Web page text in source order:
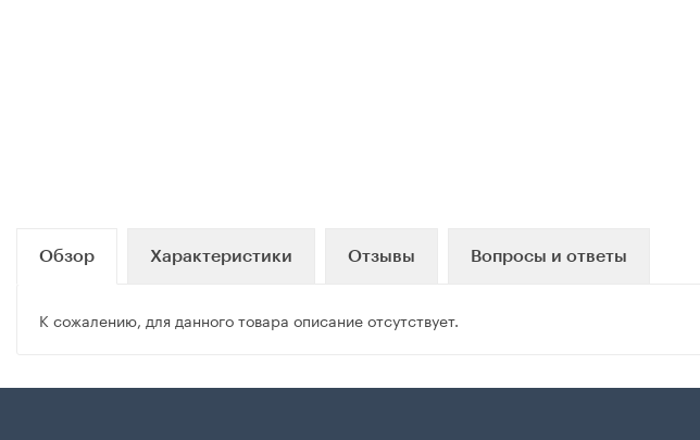
Обзор Характеристики Отзывы Вопросы и ответы
К сожалению, для данного товара описание отсутствует.